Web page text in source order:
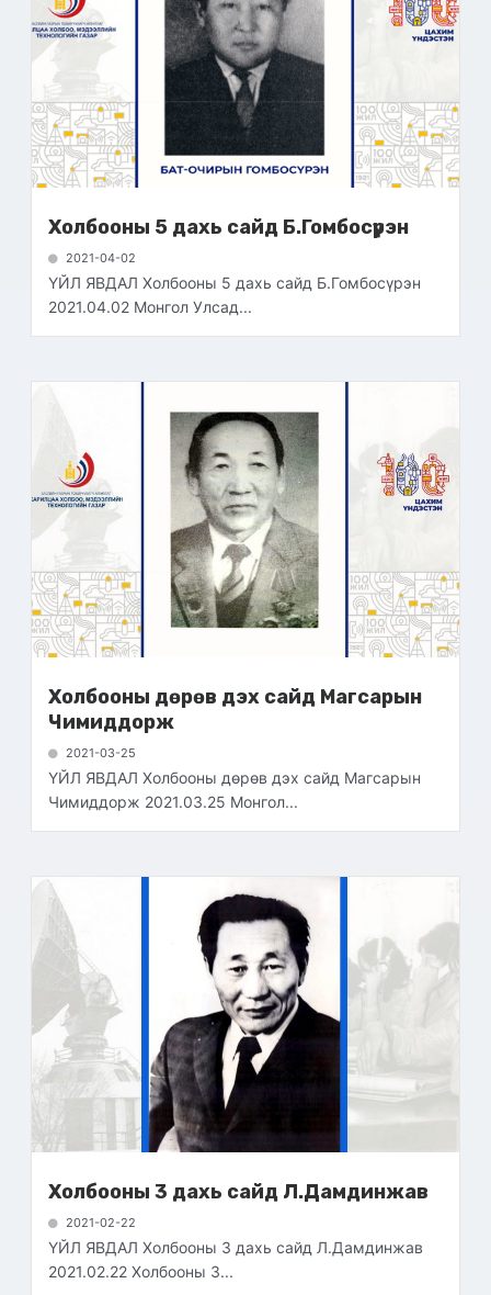
Холбооны 5 дахь сайд Б.Гомбосүрэн
2021-04-02
ҮЙЛ ЯВДАЛ Холбооны 5 дахь сайд Б.Гомбосүрэн
2021.04.02 Монгол Улсад...
Холбооны дөрөв дэх сайд Магсарын
Чимиддорж
2021-03-25
ҮЙЛ ЯВДАЛ Холбооны дөрөв дэх сайд Магсарын
Чимиддорж 2021.03.25 Монгол...
Холбооны 3 дахь сайд Л.Дамдинжав
2021-02-22
ҮЙЛ ЯВДАЛ Холбооны 3 дахь сайд Л.Дамдинжав
2021.02.22 Холбооны 3...